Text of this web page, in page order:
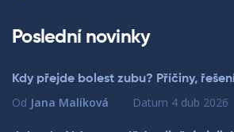
Poslední novinky
Kdy přejde bolest zubu? Příčiny,
Od Jana Malíková Datum 4 dub 2026